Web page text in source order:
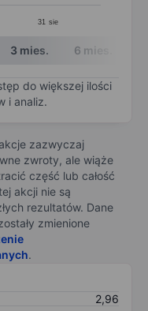
31 sie
3 mies. 6 mies.
do większej ilości
i analiz.
zazwyczaj
zwroty, ale wiąże
część lub całość
akcji nie są
rezultatów. Dane
zmienione
.
2,96